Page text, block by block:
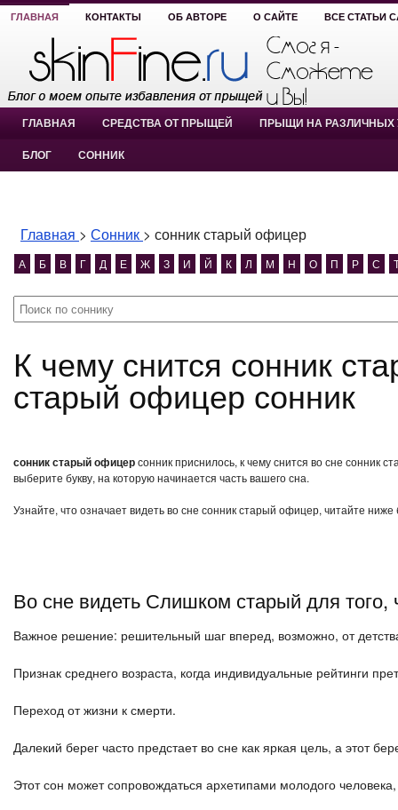
ГЛАВНАЯ КОНТАКТЫ ОБ АВТОРЕ О САЙТЕ ВСЕ СТАТЬИ
ГЛАВНАЯ СРЕДСТВА ОТ ПРЫЩЕЙ ПРЫЩИ НА РАЗЛИЧНЫХ
БЛОГ СОННИК
Главная > Сонник > сонник старый офицер
А Б В Г Д Е Ж З И Й К Л М Н О П Р С
К чему снится сонник старый офицер? сонник
старый офицер сонник
сонник старый офицерсонник приснилось, к чему снится во сне сонник
выберите букву, на которую начинается часть вашего сна.
Узнайте, что означает видеть во сне сонник старый офицер, читайте
Во сне видеть Слишком старый для того,
Важное решение: решительный шаг вперед, возможно, от
Признак среднего возраста, когда индивидуальные рейтинги
Переход от жизни к смерти.
Далекий берег часто предстает во сне как яркая цель, а этот
Этот сон может сопровождаться архетипами молодого